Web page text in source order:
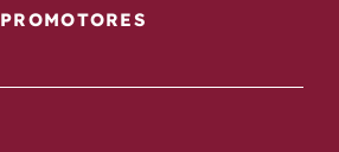
PROMOTORES